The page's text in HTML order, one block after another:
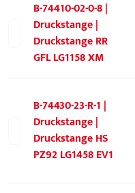
B-74410-02-0-8 |
Druckstange |
Druckstange RR
GFL LG1158 XM
B-74430-23-R-1 |
Druckstange |
Druckstange HS
PZ92 LG1458 EV1